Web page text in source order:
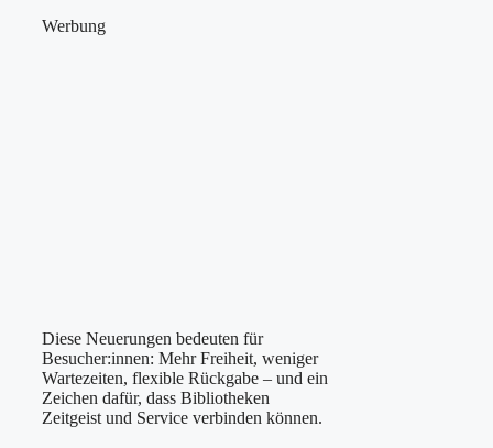
Werbung
Diese Neuerungen bedeuten für
Besucher:innen: Mehr Freiheit, weniger
Wartezeiten, flexible Rückgabe – und ein
Zeichen dafür, dass Bibliotheken
Zeitgeist und Service verbinden können.